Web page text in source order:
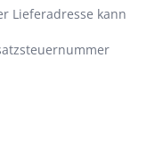
Lieferadresse kann